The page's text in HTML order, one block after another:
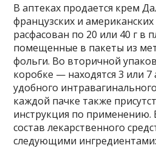
В аптеках продается крем
французских и
расфасован по 20 или 40 г в
помещенные в пакеты из
фольги. Во вторичной
коробке — находятся 3 или
удобного
каждой пачке также
инструкция по применению.
состав лекарственного
следующими ингредиентами: